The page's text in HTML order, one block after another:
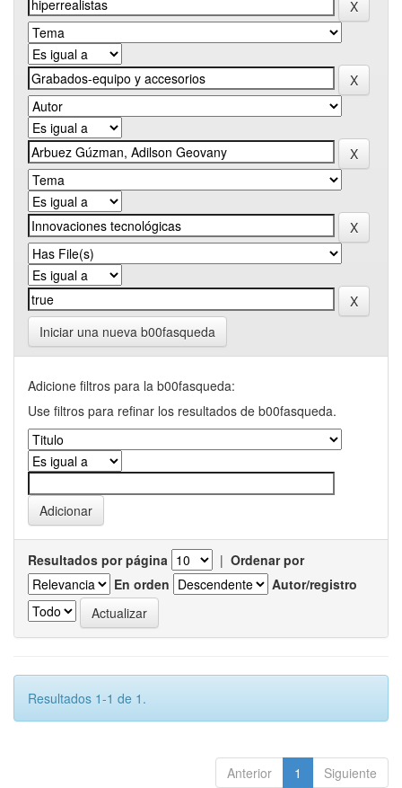
Iniciar una nueva b00fasqueda
Adicione filtros para la b00fasqueda:
Use filtros para refinar los resultados de b00fasqueda.
Resultados por página | Ordenar por
En orden
Autor/registro
Resultados 1-1 de 1.
Anterior 1 Siguiente